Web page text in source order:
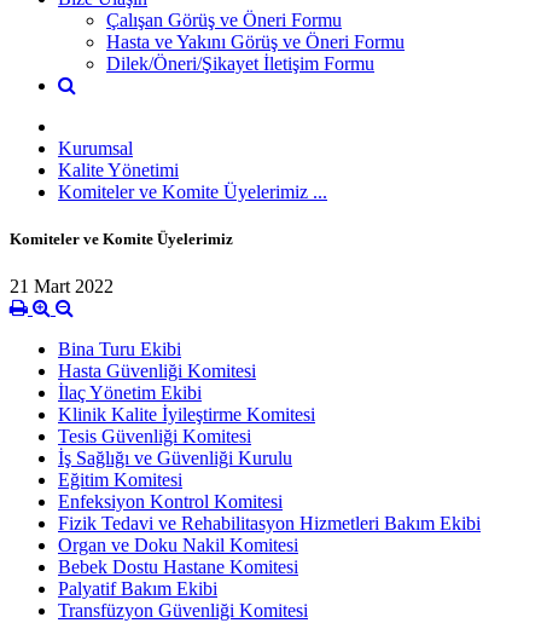
Çalışan Görüş ve Öneri Formu
Hasta ve Yakını Görüş ve Öneri Formu
Dilek/Öneri/Şikayet İletişim Formu
Kurumsal
Kalite Yönetimi
Komiteler ve Komite Üyelerimiz ...
Komiteler ve Komite Üyelerimiz
21 Mart 2022
Bina Turu Ekibi
Hasta Güvenliği Komitesi
İlaç Yönetim Ekibi
Klinik Kalite İyileştirme Komitesi
Tesis Güvenliği Komitesi
İş Sağlığı ve Güvenliği Kurulu
Eğitim Komitesi
Enfeksiyon Kontrol Komitesi
Fizik Tedavi ve Rehabilitasyon Hizmetleri Bakım Ekibi
Organ ve Doku Nakil Komitesi
Bebek Dostu Hastane Komitesi
Palyatif Bakım Ekibi
Transfüzyon Güvenliği Komitesi